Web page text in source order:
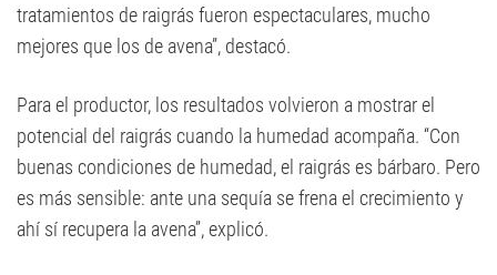
tratamientos de raigrás fueron espectaculares, mucho
mejores que los de avena”, destacó.
Para el productor, los resultados volvieron a mostrar el
potencial del raigrás cuando la humedad acompaña. “Con
buenas condiciones de humedad, el raigrás es bárbaro. Pero
es más sensible: ante una sequía se frena el crecimiento y
ahí sí recupera la avena”, explicó.